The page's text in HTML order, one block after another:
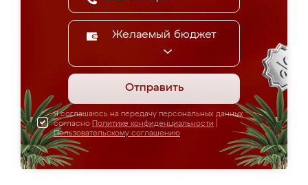
Желаемый бюджет
Отправить
Я соглашаюсь на передачу персональных данных
согласно Политике конфиденциальности
Пользовательскому соглашению